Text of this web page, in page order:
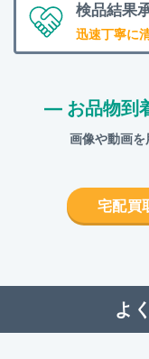
検品結果
迅速丁寧に
― お品物到
画像や動画
宅配買
よ